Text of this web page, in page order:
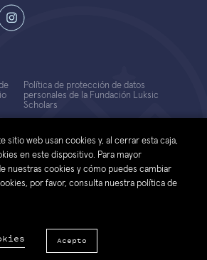
Scholars. Todos los Derechos Reservados
Política de protección de datos
personales de la Fundación Luksic
Scholars
sitio web usan cookies y, al cerrar esta caja,
en este dispositivo. Para mayor
nuestras cookies y cómo puedes cambiar
por favor, consulta nuestra política de
Acepto